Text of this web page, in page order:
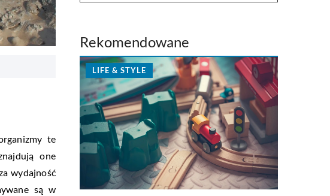
te
one
wydajność
są w
Rekomendowane
LIFE & STYLE